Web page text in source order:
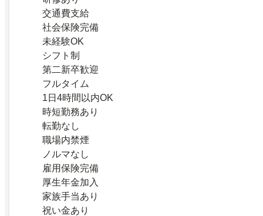
交通費支給
社会保険完備
未経験OK
シフト制
第二新卒歓迎
フルタイム
1日4時間以内OK
時短勤務あり
転勤なし
職場内禁煙
ノルマなし
雇用保険完備
厚生年金加入
家族手当あり
祝い金あり